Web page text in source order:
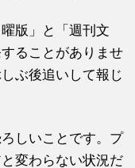
版」と「週刊文
ることがありませ
ぶ後追いして報じ
しいことです。プ
変わらない状況だ